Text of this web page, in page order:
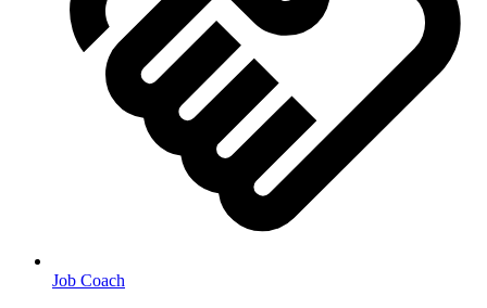
Job Coach